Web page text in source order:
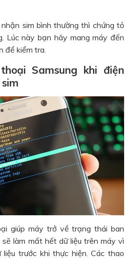
sim bình thường thì chứng tỏ
Lúc này bạn hãy mang máy đến
để kiểm tra.
Samsung khi điện
giúp máy trở về trạng thái ban
làm mất hết dữ liệu trên máy vì
trước khi thực hiện. Các thao